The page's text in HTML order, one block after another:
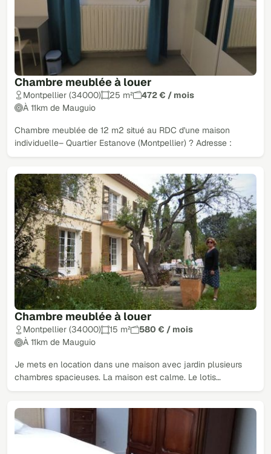
Chambre meublée à louer
Montpellier (34000) 25 m²
472 € / mois
À 11km de Mauguio
Chambre meublée de 12 m2 situé au RDC d'une maison
individuelle– Quartier Estanove (Montpellier) ? Adresse :
Chambre meublée à louer
Montpellier (34000) 15 m²
580 € / mois
À 11km de Mauguio
Je mets en location dans une maison avec jardin plusieurs
chambres spacieuses. La maison est calme. Le lotis…